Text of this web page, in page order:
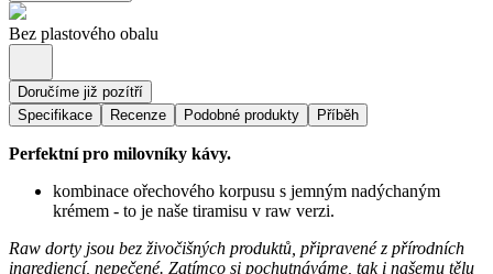
Bez plastového obalu
Doručíme již pozítří
Specifikace
Recenze Podobné produkty Příběh
Perfektní pro milovníky kávy.
kombinace ořechového korpusu s jemným nadýchaným
krémem - to je naše tiramisu v raw verzi.
Raw dorty jsou bez živočišných produktů, připravené z přírodních
ingrediencí, nepečené. Zatímco si pochutnáváme, tak i našemu tělu